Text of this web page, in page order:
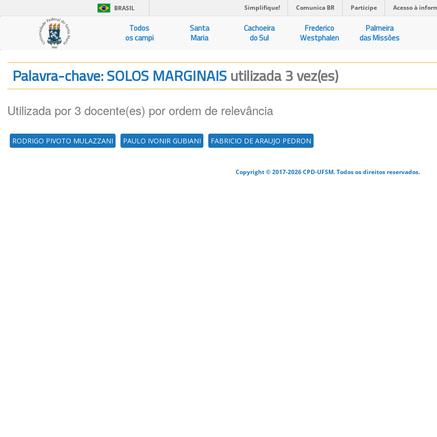
BRASIL Simplifique! Comunica BR Participe Acesso à
Todos
os campi
Santa
Maria
Cachoeira
do Sul
Frederico
Westphalen
Palmeira
das Missões
Palavra-chave: SOLOS MARGINAISutilizada 3 vez(es)
Utilizada por 3 docente(es) por ordem de relevância
RODRIGO PIVOTO MULAZZANI PAULO IVONIR GUBIANI FABRICIO DE ARAUJO PEDRON
Copyright © 2017-2026 CPD-UFSM. Todos os direitos reservados.